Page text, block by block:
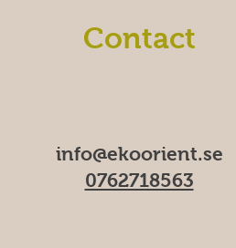
Contact
info@ekoorient.se
0762718563